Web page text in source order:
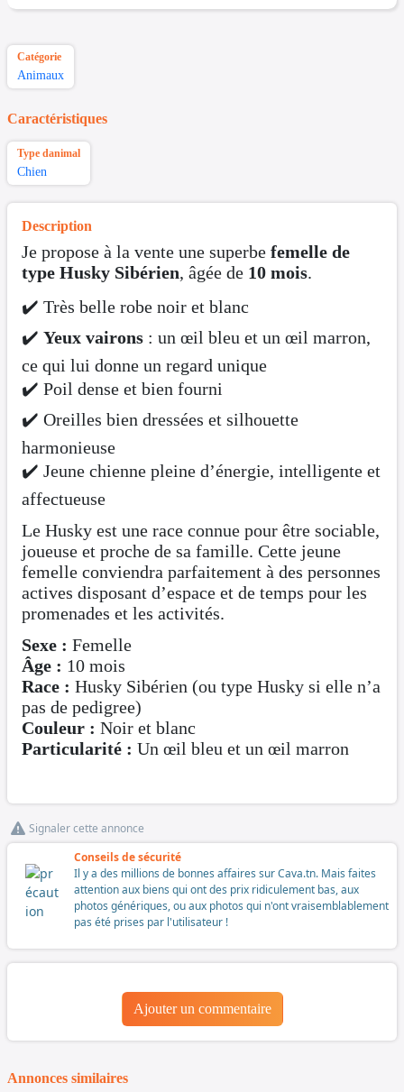
Catégorie
Animaux
Caractéristiques
Type danimal
Chien
Description
Je propose à la vente une superbe femelle de
type Husky Sibérien, âgée de 10 mois.
✔️ Très belle robe noir et blanc
✔️ Yeux vairons : un œil bleu et un œil marron,
ce qui lui donne un regard unique
✔️ Poil dense et bien fourni
✔️ Oreilles bien dressées et silhouette
harmonieuse
✔️ Jeune chienne pleine d’énergie, intelligente et
affectueuse
Le Husky est une race connue pour être sociable,
joueuse et proche de sa famille. Cette jeune
femelle conviendra parfaitement à des personnes
actives disposant d’espace et de temps pour les
promenades et les activités.
Sexe : Femelle
Âge : 10 mois
Race : Husky Sibérien (ou type Husky si elle n’a
pas de pedigree)
Couleur : Noir et blanc
Particularité : Un œil bleu et un œil marron
Signaler cette annonce
Conseils de sécurité
Il y a des millions de bonnes affaires sur Cava.tn. Mais faites
attention aux biens qui ont des prix ridiculement bas, aux
photos génériques, ou aux photos qui n'ont vraisemblablement
pas été prises par l'utilisateur !
Ajouter un commentaire
Annonces similaires